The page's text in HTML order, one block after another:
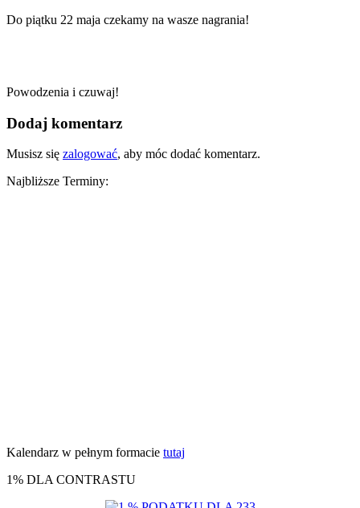
Do piątku 22 maja czekamy na wasze nagrania!
Powodzenia i czuwaj!
Dodaj komentarz
Musisz się zalogować, aby móc dodać komentarz.
Najbliższe Terminy:
Kalendarz w pełnym formacie tutaj
1% DLA CONTRASTU